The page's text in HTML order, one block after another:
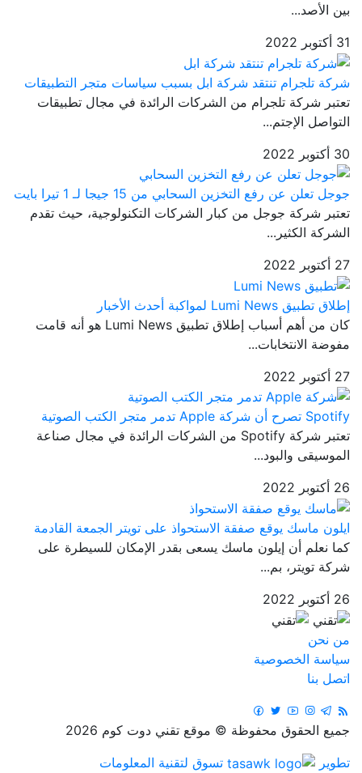
بين الأصد...
31 أكتوبر 2022
شركة تلجرام تنتقد شركة ابل بسبب سياسات متجر التطبيقات
تعتبر شركة تلجرام من الشركات الرائدة في مجال تطبيقات
التواصل الإجتم...
30 أكتوبر 2022
جوجل تعلن عن رفع التخزين السحابي من 15 جيجا لـ 1 تيرا بايت
تعتبر شركة جوجل من كبار الشركات التكنولوجية، حيث تقدم
الشركة الكثير...
27 أكتوبر 2022
إطلاق تطبيق Lumi News لمواكبة أحدث الأخبار
كان من أهم أسباب إطلاق تطبيق Lumi News هو أنه قامت
مفوضة الانتخابات...
27 أكتوبر 2022
Spotify تصرح أن شركة Apple تدمر متجر الكتب الصوتية
تعتبر شركة Spotify من الشركات الرائدة في مجال صناعة
الموسيقى والبود...
26 أكتوبر 2022
ايلون ماسك يوقع صفقة الاستحواذ على تويتر الجمعة القادمة
كما نعلم أن إيلون ماسك يسعى بقدر الإمكان للسيطرة على
شركة تويتر، بم...
26 أكتوبر 2022
من نحن
سياسة الخصوصية
اتصل بنا
جميع الحقوق محفوظة © موقع تقني دوت كوم 2026
تطوير
تسوق لتقنية المعلومات